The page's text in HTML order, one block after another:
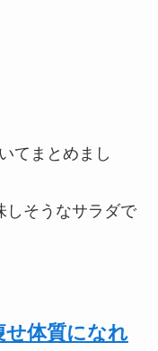
てまとめまし
しそうなサラダで
せ体質になれ